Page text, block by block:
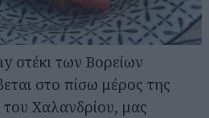
στέκι των Βορείων
στο πίσω μέρος της
του Χαλανδρίου, μας